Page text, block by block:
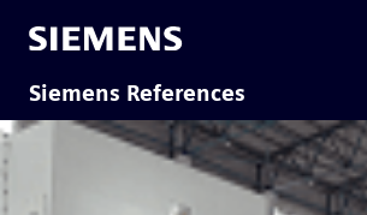
Siemens References